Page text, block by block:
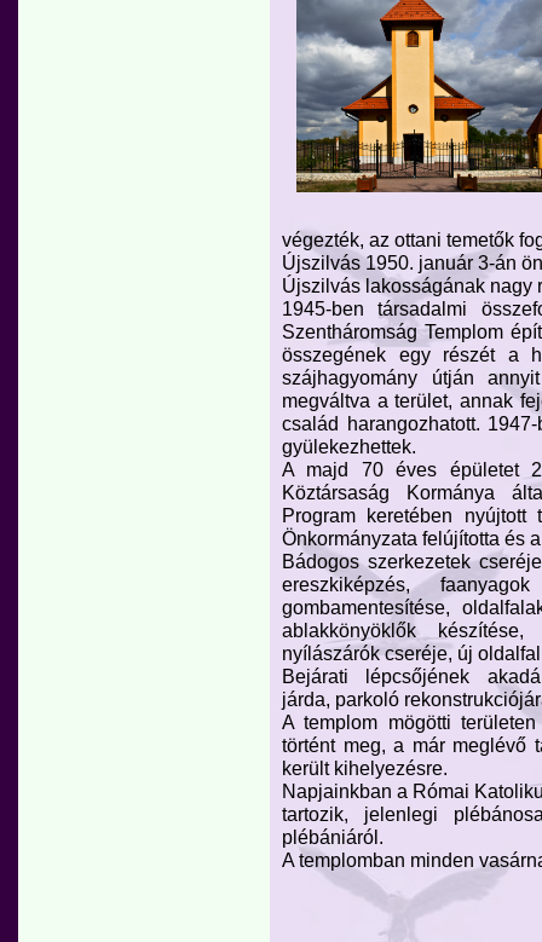
végezték, az ottani temetők
Újszilvás 1950. január 3-án
Újszilvás lakosságának nagy
1945-ben társadalmi
Szentháromság Templom
összegének egy részét a
szájhagyomány útján
megváltva a terület, annak
család harangozhatott.
gyülekezhettek.
A majd 70 éves épületet
Köztársaság Kormánya
Program keretében nyújtott
Önkormányzata felújította és
Bádogos szerkezetek
ereszkiképzés,
gombamentesítése,
ablakkönyöklők
nyílászárók cseréje, új
Bejárati lépcsőjének
járda, parkoló
A templom mögötti
történt meg, a már meglévő
került kihelyezésre.
Napjainkban a Római
tartozik, jelenlegi
plébániáról.
A templomban minden